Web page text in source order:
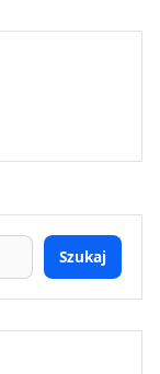
Szukaj